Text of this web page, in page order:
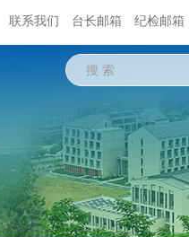
联系我们 台长邮箱 纪检邮箱